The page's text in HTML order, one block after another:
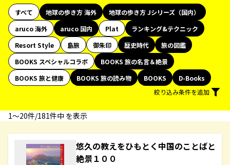
すべて 地球の歩き方 海外
地球の歩き方 Jシリーズ（国内）
aruco 海外
aruco 国内 Plat
ランキング&テクニック
Resort Style
島旅 御朱印 歴史時代
旅の図鑑
BOOKS スペシャルコラボ
BOOKS 旅の名言＆絶景
BOOKS 旅と健康
BOOKS 旅の読み物 BOOKS
D-Books
絞り込み条件を追加
1〜20件/181件中 を表示
悠久の教えをひもとく中国のことばと
絶景１００